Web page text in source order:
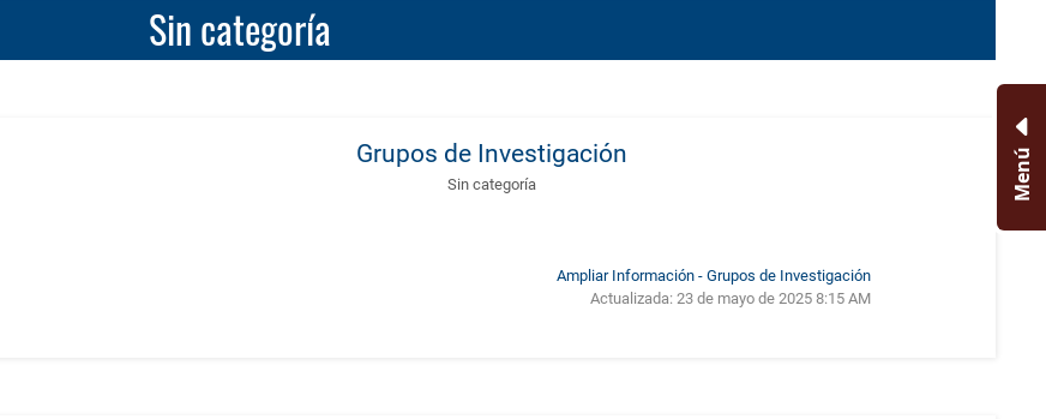
Sin categoría
Grupos de Investigación
Sin categoría
Ampliar Información - Grupos de Investigación
Actualizada:23 de mayo de 2025 8:15 AM
Menú